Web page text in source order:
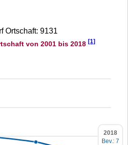
Ortschaft: 9131
von 2001 bis 2018 [1]
2018
Bev.: 7